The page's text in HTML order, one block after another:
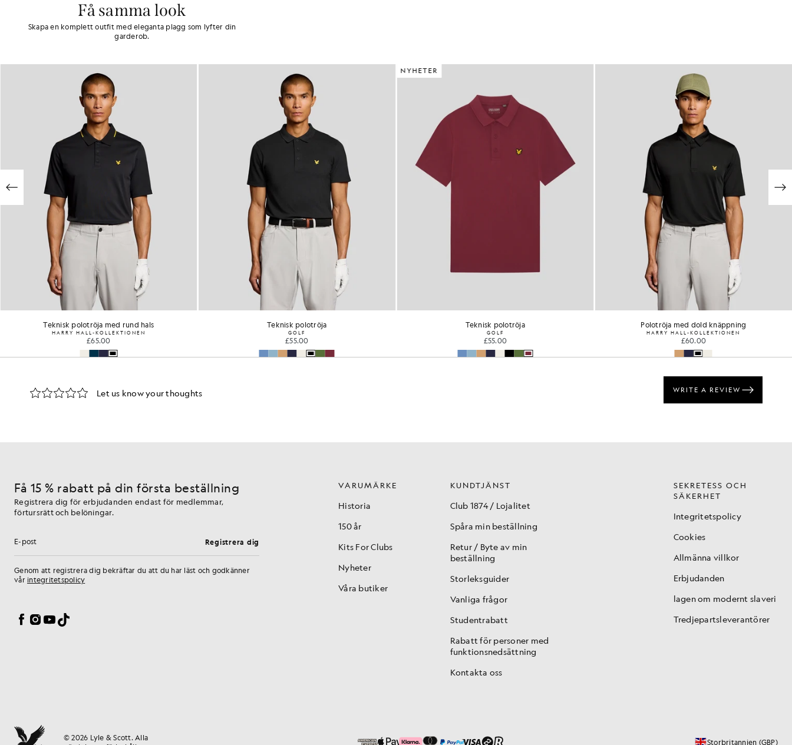
Få samma look
Skapa en komplett outfit med eleganta plagg som lyfter din
garderob.
Teknisk polotröja med rund hals
HARRY HALL-KOLLEKTIONEN
£65.00
Teknisk polotröja
GOLF
£55.00
NYHETER
Teknisk polotröja
GOLF
£55.00
Polotröja med dold knäppning
HARRY HALL-KOLLEKTIONEN
£60.00
Få 15 % rabatt på din första beställning
Registrera dig för erbjudanden endast för medlemmar,
förtursrätt och belöningar.
E-postadress Registrera dig
Genom att registrera dig bekräftar du att du har läst och godkänner
vår integritetspolicy
Facebook
Instagram
YouTube
TikTok
VARUMÄRKE
Historia
150 år
Kits For Clubs
Nyheter
Våra butiker
KUNDTJÄNST
Club 1874 / Lojalitet
Spåra min beställning
Retur / Byte av min
beställning
Storleksguider
Vanliga frågor
Studentrabatt
Rabatt för personer med
funktionsnedsättning
Kontakta oss
SEKRETESS OCH
SÄKERHET
Integritetspolicy
Cookies
Allmänna villkor
Erbjudanden
lagen om modernt slaveri
Tredjepartsleverantörer
© 2026 Lyle & Scott. Alla
Storbritannien (GBP)